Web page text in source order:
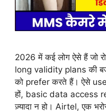
2026 में कई लोग ऐसे हैं जो
long validity plans की
को prefer करते हैं। ऐसे
हों, basic data access
ज़्यादा न हो। Airtel, एक